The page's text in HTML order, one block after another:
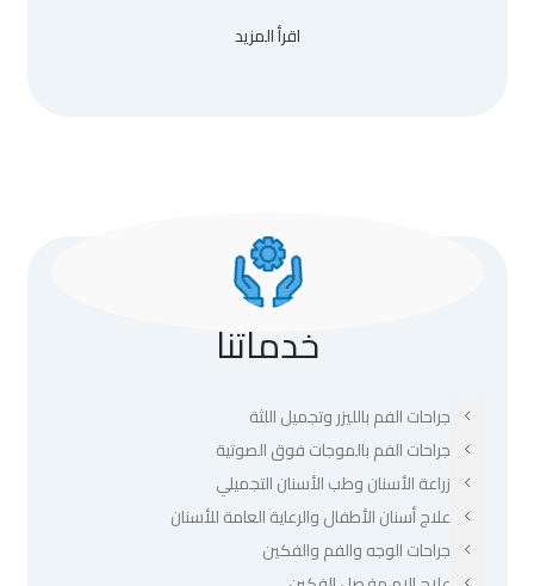
اقرأ المزيد
خدماتنا
جراحات الفم بالليزر وتجميل اللثة
جراحات الفم بالموجات فوق الصوتية
زراعة الأسنان وطب الأسنان التجميلي
علاج أسنان الأطفال والرعاية العامة للأسنان
جراحات الوجه والفم والفكين